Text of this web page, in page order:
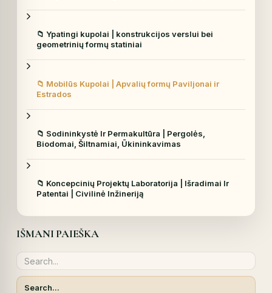
📁 Ypatingi kupolai | konstrukcijos verslui bei
geometrinių formų statiniai
📁 Mobilūs Kupolai | Apvalių formų Paviljonai ir
Estrados
📁 Sodininkystė Ir Permakultūra | Pergolės,
Biodomai, Šiltnamiai, Ūkininkavimas
📁 Koncepcinių Projektų Laboratorija | Išradimai Ir
Patentai | Civilinė Inžineriją
IŠMANI PAIEŠKA
Search...